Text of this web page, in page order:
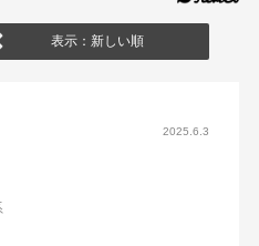
表示：新しい順
2025.6.3